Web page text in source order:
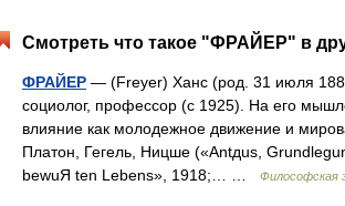
Смотреть что такое "ФРАЙЕР" в
ФРАЙЕР — (Freyer) Ханс (род. 31 июля
социолог, профессор (с 1925). На его
влияние как молодежное движение и
Платон, Гегель, Ницше («Antдus,
bewuЯ ten Lebens», 1918;… …
Философская